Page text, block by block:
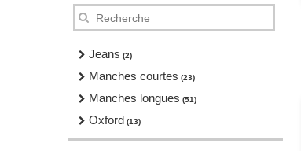
Jeans (2)
Manches courtes (23)
Manches longues (51)
Oxford (13)